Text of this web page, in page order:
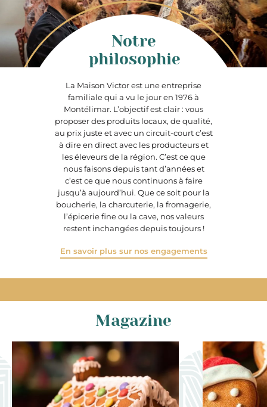
La Maison Victor est une entreprise
familiale qui a vu le jour en 1976 à
Montélimar. L’objectif est clair : vous
proposer des produits locaux, de qualité,
au prix juste et avec un circuit-court c’est
à dire en direct avec les producteurs et
les éleveurs de la région. C’est ce que
nous faisons depuis tant d’années et
c’est ce que nous continuons à faire
jusqu’à aujourd’hui. Que ce soit pour la
boucherie, la charcuterie, la fromagerie,
l’épicerie fine ou la cave, nos valeurs
restent inchangées depuis toujours !
En savoir plus sur nos engagements
Notre
philosophie
Magazine